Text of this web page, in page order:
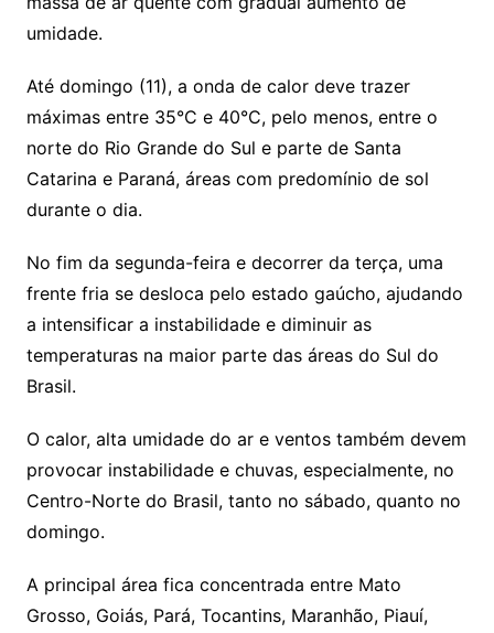
umidade.
Até domingo (11), a onda de calor deve trazer
máximas entre 35°C e 40°C, pelo menos, entre o
norte do Rio Grande do Sul e parte de Santa
Catarina e Paraná, áreas com predomínio de sol
durante o dia.
No fim da segunda-feira e decorrer da terça, uma
frente fria se desloca pelo estado gaúcho, ajudando
a intensificar a instabilidade e diminuir as
temperaturas na maior parte das áreas do Sul do
Brasil.
O calor, alta umidade do ar e ventos também devem
provocar instabilidade e chuvas, especialmente, no
Centro-Norte do Brasil, tanto no sábado, quanto no
domingo.
A principal área fica concentrada entre Mato
Grosso, Goiás, Pará, Tocantins, Maranhão, Piauí,